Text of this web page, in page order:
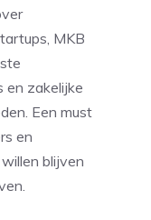
MKB
en zakelijke
Een must
en
blijven